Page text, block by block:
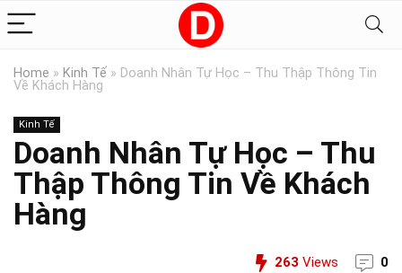
Home » Kinh Tế » Doanh Nhân Tự Học – Thu Thập Thông Tin
Về Khách Hàng
Kinh Tế
Doanh Nhân Tự Học – Thu
Thập Thông Tin Về Khách
Hàng
263 Views 0